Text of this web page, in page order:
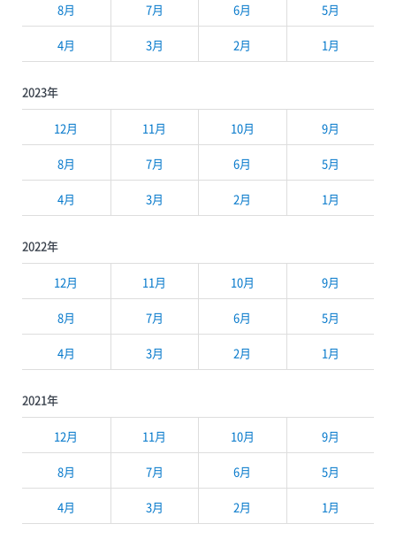
8月 7月 6月 5月
4月 3月 2月 1月
2023年
12月 11月 10月 9月
8月 7月 6月 5月
4月 3月 2月 1月
2022年
12月 11月 10月 9月
8月 7月 6月 5月
4月 3月 2月 1月
2021年
12月 11月 10月 9月
8月 7月 6月 5月
4月 3月 2月 1月